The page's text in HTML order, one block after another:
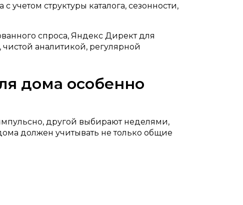
структуры каталога, сезонности,
спроса, Яндекс Директ для
чистой аналитикой, регулярной
дома особенно
другой выбирают неделями,
должен учитывать не только общие